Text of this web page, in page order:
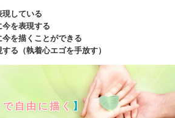
している
を表現する
を描くことができる
る（執着心エゴを手放す）
で自由に描く 】